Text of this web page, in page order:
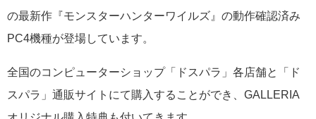
の最新作『モンスターハンターワイルズ』の動作確認済み
PC4機種が登場しています。
全国のコンピューターショップ「ドスパラ」各店舗と「ド
スパラ」通販サイトにて購入することができ、GALLERIA